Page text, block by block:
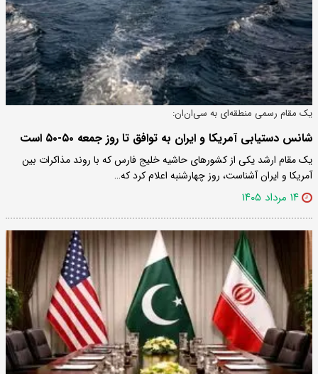
یک مقام رسمی منطقه‌ای به سی‌ان‌ان:
شانس دستیابی آمریکا و ایران به توافق تا روز جمعه ۵۰-۵۰ است
یک مقام ارشد یکی از کشورهای حاشیه خلیج فارس که با روند مذاکرات بین
آمریکا و ایران آشناست، روز چهارشنبه اعلام کرد که…
۱۴ مرداد ۱۴۰۵